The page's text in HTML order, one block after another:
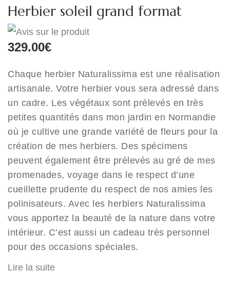
Herbier soleil grand format
329.00€
Chaque herbier Naturalissima est une réalisation
artisanale. Votre herbier vous sera adressé dans
un cadre. Les végétaux sont prélevés en très
petites quantités dans mon jardin en Normandie
où je cultive une grande variété de fleurs pour la
création de mes herbiers. Des spécimens
peuvent également être prélevés au gré de mes
promenades, voyage dans le respect d’une
cueillette prudente du respect de nos amies les
polinisateurs. Avec les herbiers Naturalissima
vous apportez la beauté de la nature dans votre
intérieur. C’est aussi un cadeau très personnel
pour des occasions spéciales.
Lire la suite